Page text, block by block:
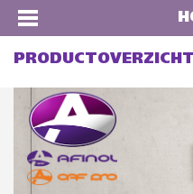
PRODUCTOVERZICHT